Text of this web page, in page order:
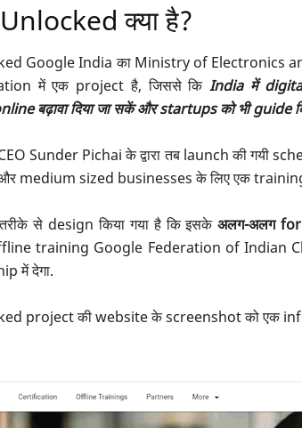
क्या है?
Google India का Ministry of Electronics
में एक project है, जिससे किIndia में
बढ़ावा दिया जा सकें और startups को भी guide
Sunder Pichai के द्वारा तब launch की गयी
medium sized businesses के लिए एक training
तरीके से design किया गया है कि इसकेअलग-अलग
training Google Federation of Indian
में देगा.
project की website के screenshot को एक